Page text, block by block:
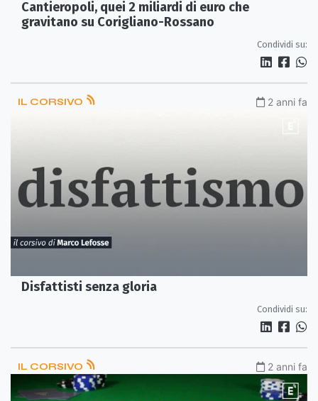
Cantieropoli, quei 2 miliardi di euro che
gravitano su Corigliano-Rossano
Condividi su:
IL CORSIVO 2 anni fa
Disfattisti senza gloria
Condividi su:
IL CORSIVO 2 anni fa